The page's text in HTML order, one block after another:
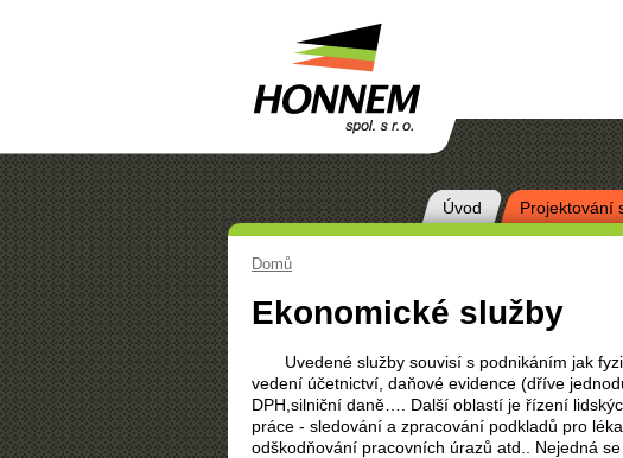
Domů
Ekonomické služby
Uvedené služby souvisí s podnikáním jak
vedení účetnictví, daňové evidence (dříve
DPH,silniční daně…. Další oblastí je řízení
práce - sledování a zpracování podkladů pro
odškodňování pracovních úrazů atd.. Nejedná
Main menu
Úvod Projektování